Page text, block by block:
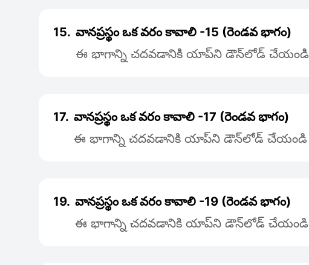
15. వానప్రస్థం ఒక వరం కావాలి -15 (రెండవ భాగం)
ఈ భాగాన్ని చదవడానికి యాప్‌ని డౌన్‌లోడ్ చేయండి
17. వానప్రస్థం ఒక వరం కావాలి -17 (రెండవ భాగం)
ఈ భాగాన్ని చదవడానికి యాప్‌ని డౌన్‌లోడ్ చేయండి
19. వానప్రస్థం ఒక వరం కావాలి -19 (రెండవ భాగం)
ఈ భాగాన్ని చదవడానికి యాప్‌ని డౌన్‌లోడ్ చేయండి